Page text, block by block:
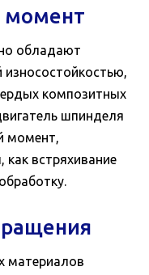
момент
обладают
композитных
шпинделя
момент,
встряхивание
материалов